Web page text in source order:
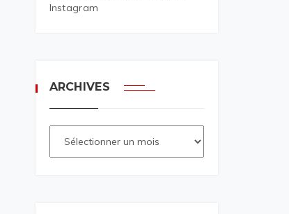
Instagram
ARCHIVES